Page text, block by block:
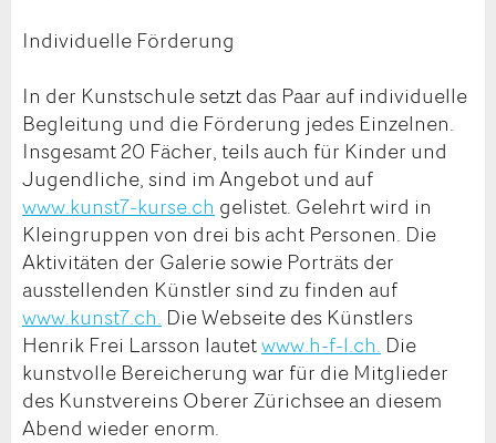
Individuelle Förderung
In der Kunstschule setzt das Paar auf individuelle
Begleitung und die Förderung jedes Einzelnen.
Insgesamt 20 Fächer, teils auch für Kinder und
Jugendliche, sind im Angebot und auf
www.kunst7-kurse.ch gelistet. Gelehrt wird in
Kleingruppen von drei bis acht Personen. Die
Aktivitäten der Galerie sowie Porträts der
ausstellenden Künstler sind zu finden auf
www.kunst7.ch. Die Webseite des Künstlers
Henrik Frei Larsson lautetwww.h-f-l.ch. Die
kunstvolle Bereicherung war für die Mitglieder
des Kunstvereins Oberer Zürichsee an diesem
Abend wieder enorm.